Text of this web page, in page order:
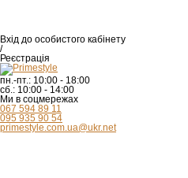
Вхід до особистого кабінету
/
Реєстрація
пн.-пт.: 10:00 - 18:00
сб.: 10:00 - 14:00
Ми в соцмережах
067 594 89 11
095 935 90 54
primestyle.com.ua@ukr.net